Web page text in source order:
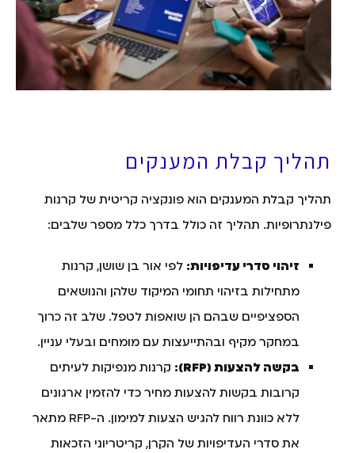
תהליך קבלת המענקים
תהליך קבלת המענקים הוא פונקציה קריטית של קרנות
פילנתרופיות. תהליך זה כולל בדרך כלל מספר שלבים:
זיהוי סדרי עדיפויות: לפי אור בן שושן, קרנות
מתחילות בזיהוי תחומי המיקוד שלהן והנושאים
הספציפיים שבהם הן שואפות לטפל. שלב זה כרוך
במחקר מקיף ובהתייעצות עם מומחים ובעלי עניין.
בקשה להצעות (RFP):
קרנות מנפיקות לעיתים
קרובות בקשות להצעות מחיר כדי להזמין ארגונים
ללא כוונת רווח להגיש הצעות למימון. ה-RFP מתאר
את סדרי העדיפויות של הקרן, קריטריוני הזכאות